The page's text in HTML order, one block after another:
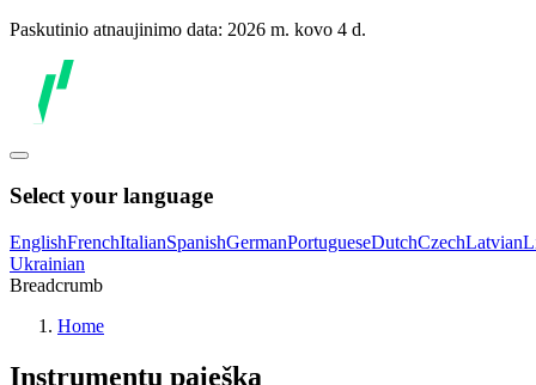
Paskutinio atnaujinimo data: 2026 m. kovo 4 d.
Select your language
EnglishFrenchItalianSpanishGermanPortugueseDutchCzechLatvian
Ukrainian
Breadcrumb
Home
Instrumentų paieška